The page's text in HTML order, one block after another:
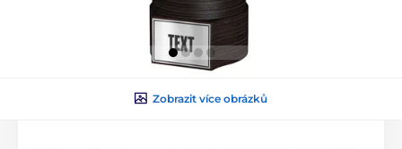
Zobrazit více obrázků